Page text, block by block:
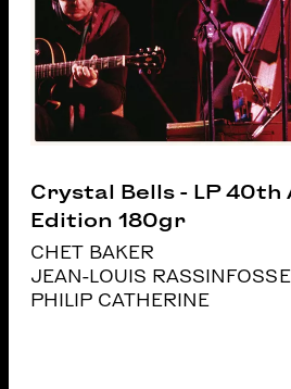
Crystal Bells - LP
Edition 180gr
CHET BAKER
JEAN-LOUIS RASSINFOSSE
PHILIP CATHERINE